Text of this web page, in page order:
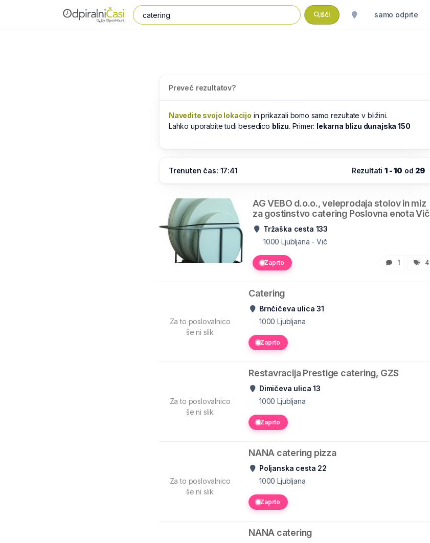
Išči samo odprte
Preveč rezultatov?
Navedite svojo lokacijo in prikazali bomo samo rezultate v bližini.
Lahko uporabite tudi besedico blizu. Primer: lekarna blizu dunajska 150
Trenuten čas: 17:41 Rezultati1 - 10 od 29
AG VEBO d.o.o., veleprodaja stolov in miz
za gostinstvo catering Poslovna enota Vič
Tržaška cesta 133
1000 Ljubljana - Vič
Zaprto 1 4
Za to poslovalnico
še ni slik
Catering
Brnčičeva ulica 31
1000 Ljubljana
Zaprto
Za to poslovalnico
še ni slik
Restavracija Prestige catering, GZS
Dimičeva ulica 13
1000 Ljubljana
Zaprto
Za to poslovalnico
še ni slik
NANA catering pizza
Poljanska cesta 22
1000 Ljubljana
Zaprto
NANA catering